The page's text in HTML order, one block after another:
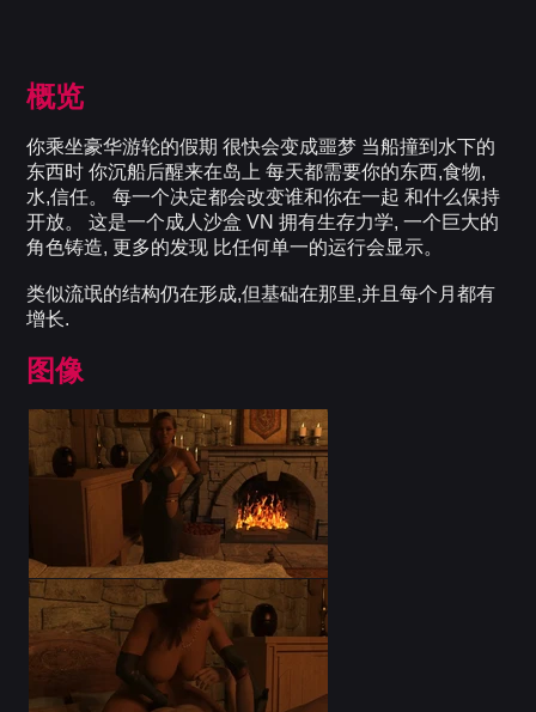
概览
你乘坐豪华游轮的假期 很快会变成噩梦 当船撞到水下的
东西时 你沉船后醒来在岛上 每天都需要你的东西,食物,
水,信任。 每一个决定都会改变谁和你在一起 和什么保持
开放。 这是一个成人沙盒 VN 拥有生存力学, 一个巨大的
角色铸造, 更多的发现 比任何单一的运行会显示。
类似流氓的结构仍在形成,但基础在那里,并且每个月都有
增长.
图像